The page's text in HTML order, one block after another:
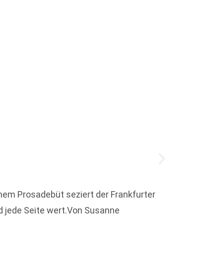
Prosadebüt seziert der Frankfurter
Seite wert.Von Susanne